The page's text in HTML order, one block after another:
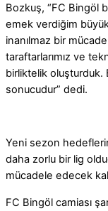
Bozkuş, “FC Bingöl
emek verdiğim
inanılmaz bir
taraftarlarımız ve
birliktelik
sonucudur” dedi.
Yeni sezon
daha zorlu bir lig
mücadele edecek
FC Bingöl camiası